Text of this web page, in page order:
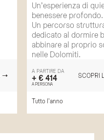
Un’esperienza di
benessere profondo.
Un percorso
dedicato al dormire
abbinare al proprio
nelle Dolomiti.
A PARTIRE DA
+ € 414
A PERSONA
SCOPRI
Tutto l'anno